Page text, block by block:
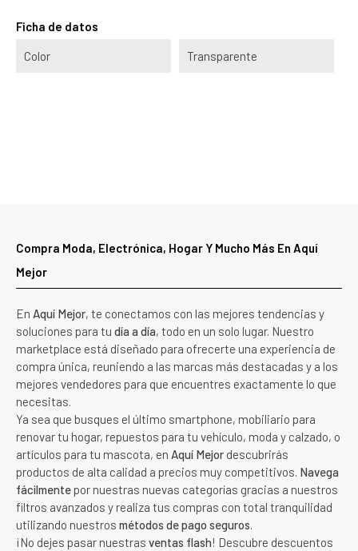
Ficha de datos
Color Transparente
Compra Moda, Electrónica, Hogar Y Mucho Más En Aquí
Mejor
En Aquí Mejor, te conectamos con las mejores tendencias y
soluciones para tu día a día, todo en un solo lugar. Nuestro
marketplace está diseñado para ofrecerte una experiencia de
compra única, reuniendo a las marcas más destacadas y a los
mejores vendedores para que encuentres exactamente lo que
necesitas.
Ya sea que busques el último smartphone, mobiliario para
renovar tu hogar, repuestos para tu vehículo, moda y calzado, o
artículos para tu mascota, en Aquí Mejor descubrirás
productos de alta calidad a precios muy competitivos. Navega
fácilmente por nuestras nuevas categorías gracias a nuestros
filtros avanzados y realiza tus compras con total tranquilidad
utilizando nuestros métodos de pago seguros.
¡No dejes pasar nuestras ventas flash! Descubre descuentos